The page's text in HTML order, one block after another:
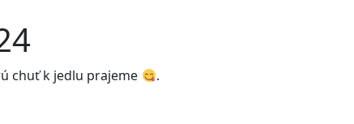
chuť k jedlu prajeme
.